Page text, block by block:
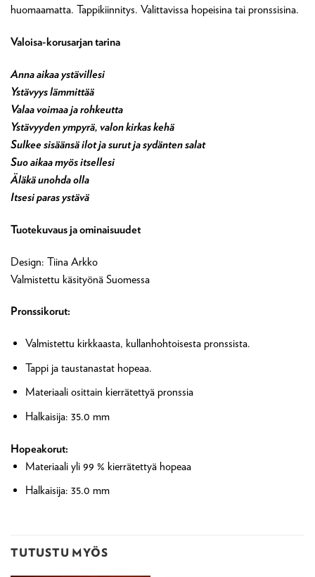
huomaamatta. Tappikiinnitys. Valittavissa hopeisina tai pronssisina.
Valoisa-korusarjan tarina
Anna aikaa ystävillesi
Ystävyys lämmittää
Valaa voimaa ja rohkeutta
Ystävyyden ympyrä, valon kirkas kehä
Sulkee sisäänsä ilot ja surut ja sydänten salat
Suo aikaa myös itsellesi
Äläkä unohda olla
Itsesi paras ystävä
Tuotekuvaus ja ominaisuudet
Design: Tiina Arkko
Valmistettu käsityönä Suomessa
Pronssikorut:
Valmistettu kirkkaasta, kullanhohtoisesta pronssista.
Tappi ja taustanastat hopeaa.
Materiaali osittain kierrätettyä pronssia
Halkaisija: 35.0 mm
Hopeakorut:
Materiaali yli 99 % kierrätettyä hopeaa
Halkaisija: 35.0 mm
TUTUSTU MYÖS